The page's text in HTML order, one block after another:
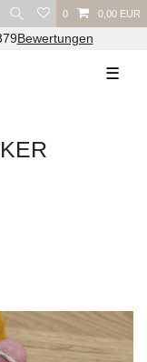
0 0,00 EUR
Bewertungen
☰